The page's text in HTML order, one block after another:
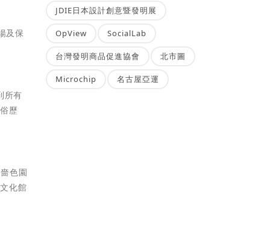
及保
所有
歷
色園
化館
JDIE日本設計創意暨發明展
OpView SocialLab
台灣發明商品促進協會 北市圖
Microchip 名古屋亞運